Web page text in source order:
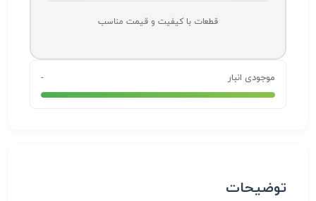
قطعات با کیفیت و قیمت مناسب
موجودی انبار -
توضیحات